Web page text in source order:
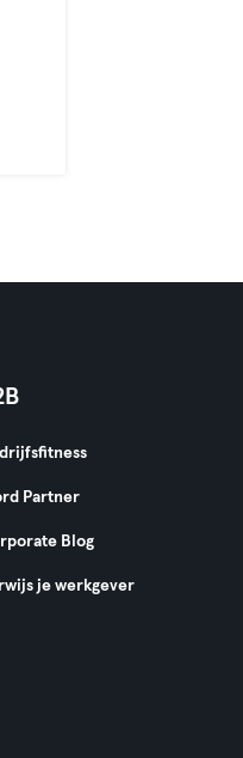
Partner
Blog
je werkgever